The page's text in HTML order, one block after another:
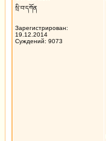
སྲི་བ་དཀོན
Зарегистрирован:
19.12.2014
Суждений: 9073